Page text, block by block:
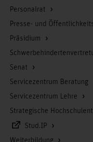
Personalrat
Presse- und
Präsidium
Senat
Servicezentrum Beratung
Servicezentrum Lehre
Strategische
Stud.IP